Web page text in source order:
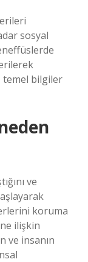
sosyal
temel bilgiler
ve
koruma
ilişkin
ve insanın